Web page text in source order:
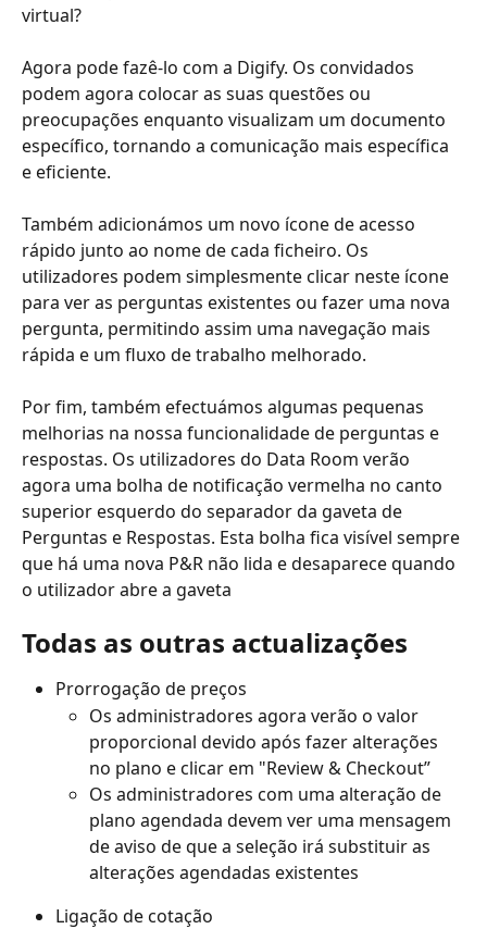
virtual?
Agora pode fazê-lo com a Digify. Os convidados
podem agora colocar as suas questões ou
preocupações enquanto visualizam um documento
específico, tornando a comunicação mais específica
e eficiente.
Também adicionámos um novo ícone de acesso
rápido junto ao nome de cada ficheiro. Os
utilizadores podem simplesmente clicar neste ícone
para ver as perguntas existentes ou fazer uma nova
pergunta, permitindo assim uma navegação mais
rápida e um fluxo de trabalho melhorado.
Por fim, também efectuámos algumas pequenas
melhorias na nossa funcionalidade de perguntas e
respostas. Os utilizadores do Data Room verão
agora uma bolha de notificação vermelha no canto
superior esquerdo do separador da gaveta de
Perguntas e Respostas. Esta bolha fica visível sempre
que há uma nova P&R não lida e desaparece quando
o utilizador abre a gaveta
Todas as outras actualizações
Prorrogação de preços
Os administradores agora verão o valor
proporcional devido após fazer alterações
no plano e clicar em "Review & Checkout”
Os administradores com uma alteração de
plano agendada devem ver uma mensagem
de aviso de que a seleção irá substituir as
alterações agendadas existentes
Ligação de cotação